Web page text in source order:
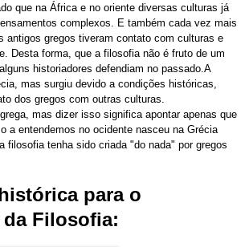
que na África e no oriente diversas culturas já
complexos. E também cada vez mais
antigos gregos tiveram contato com culturas e
Desta forma, que a filosofia não é fruto de um
historiadores defendiam no passado.A
mas surgiu devido a condições históricas,
dos gregos com outras culturas.
mas dizer isso significa apontar apenas que
a entendemos no ocidente nasceu na Grécia
filosofia tenha sido criada "do nada" por gregos
para o
Filosofia: